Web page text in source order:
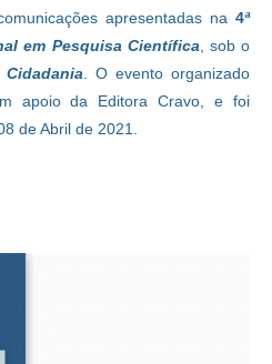
apresentadas na 4ª
em Pesquisa Científica , sob o
. O evento organizado
apoio da Editora Cravo, e foi
de Abril de 2021.